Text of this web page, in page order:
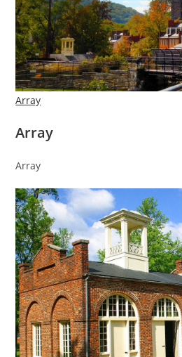
Array
Array
Array